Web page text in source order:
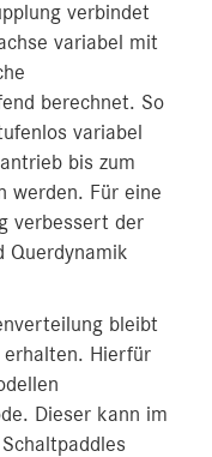
verbindet
variabel mit
berechnet. So
variabel
bis zum
werden. Für eine
verbessert der
Querdynamik
bleibt
erhalten. Hierfür
Dieser kann im